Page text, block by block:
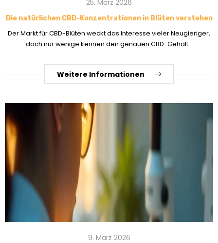
25. März 2026
Die natürlichen CBD-Konzentrationen in Blüten verstehen
Der Markt für CBD-Blüten weckt das Interesse vieler Neugieriger,
doch nur wenige kennen den genauen CBD-Gehalt...
Weitere Informationen
9. März 2026